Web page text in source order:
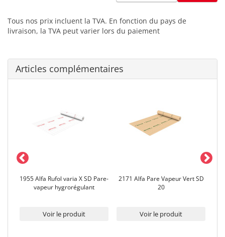
Tous nos prix incluent la TVA. En fonction du pays de
livraison, la TVA peut varier lors du paiement
Articles complémentaires
1955 Alfa Rufol varia X SD Pare-
vapeur hygrorégulant
Voir le produit
2171 Alfa Pare Vapeur Vert SD
20
Voir le produit